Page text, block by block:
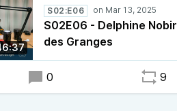
et la transmission, cet
la richesse d’un terroir iodé. À
S02:E06
S02E06 - Delphine
des Granges
0 9